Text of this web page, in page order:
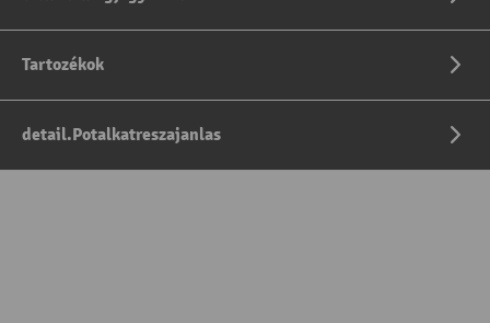
Tartozékok
detail.Potalkatreszajanlas